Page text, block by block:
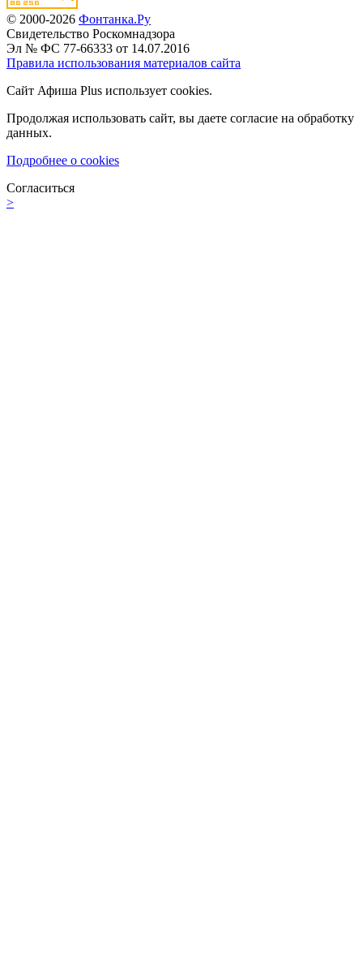
© 2000-2026 Фонтанка.Ру
Свидетельство Роскомнадзора
Эл № ФС 77-66333 от 14.07.2016
Правила использования материалов сайта
Сайт Афиша Plus использует cookies.
Продолжая использовать сайт, вы даете согласие на обработку
данных.
Подробнее о cookies
Согласиться
>